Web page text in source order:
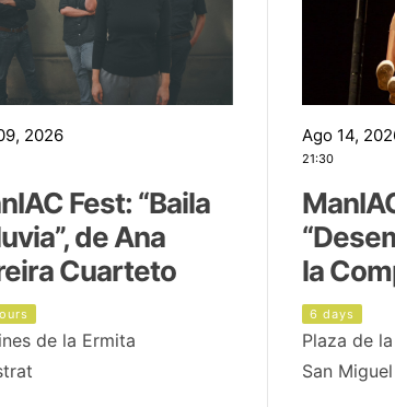
2026
Fest: “Baila
de Ana
Cuarteto
de la Ermita
Ago 14,
21:30
la
6 days
Plaza de
San